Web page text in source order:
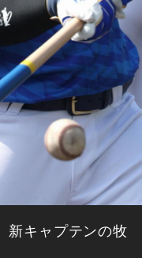
新キャプテンの牧